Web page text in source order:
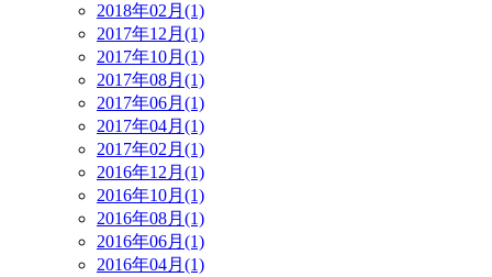
2018年02月(1)
2017年12月(1)
2017年10月(1)
2017年08月(1)
2017年06月(1)
2017年04月(1)
2017年02月(1)
2016年12月(1)
2016年10月(1)
2016年08月(1)
2016年06月(1)
2016年04月(1)